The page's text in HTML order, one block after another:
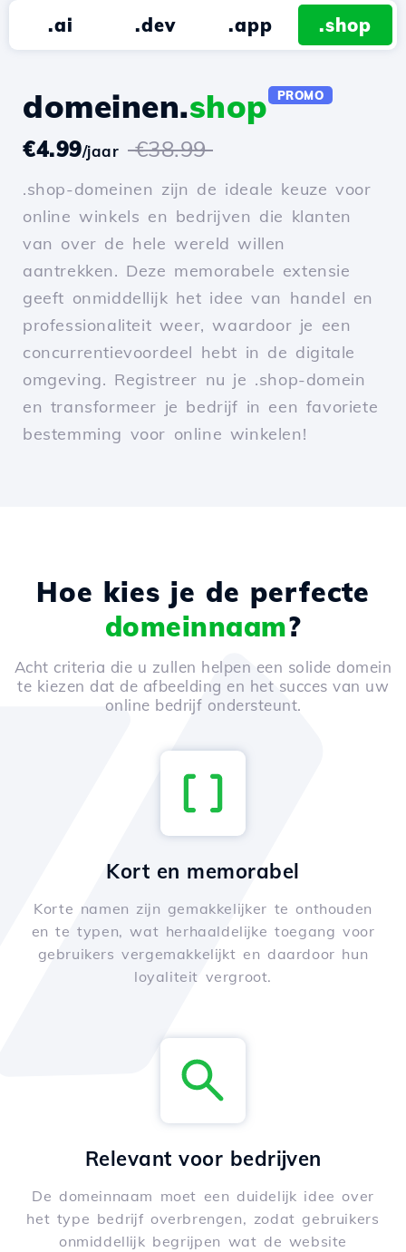
.ai .dev .app .shop
domeinen.shop PROMO
€4.99/jaar €38.99
.shop-domeinen zijn de ideale keuze voor
online winkels en bedrijven die klanten
van over de hele wereld willen
aantrekken. Deze memorabele extensie
geeft onmiddellijk het idee van handel en
professionaliteit weer, waardoor je een
concurrentievoordeel hebt in de digitale
omgeving. Registreer nu je .shop-domein
en transformeer je bedrijf in een favoriete
bestemming voor online winkelen!
Hoe kies je de perfecte
domeinnaam?
Acht criteria die u zullen helpen een solide domein
te kiezen dat de afbeelding en het succes van uw
online bedrijf ondersteunt.
Kort en memorabel
Korte namen zijn gemakkelijker te onthouden
en te typen, wat herhaaldelijke toegang voor
gebruikers vergemakkelijkt en daardoor hun
loyaliteit vergroot.
Relevant voor bedrijven
De domeinnaam moet een duidelijk idee over
het type bedrijf overbrengen, zodat gebruikers
onmiddellijk begrijpen wat de website